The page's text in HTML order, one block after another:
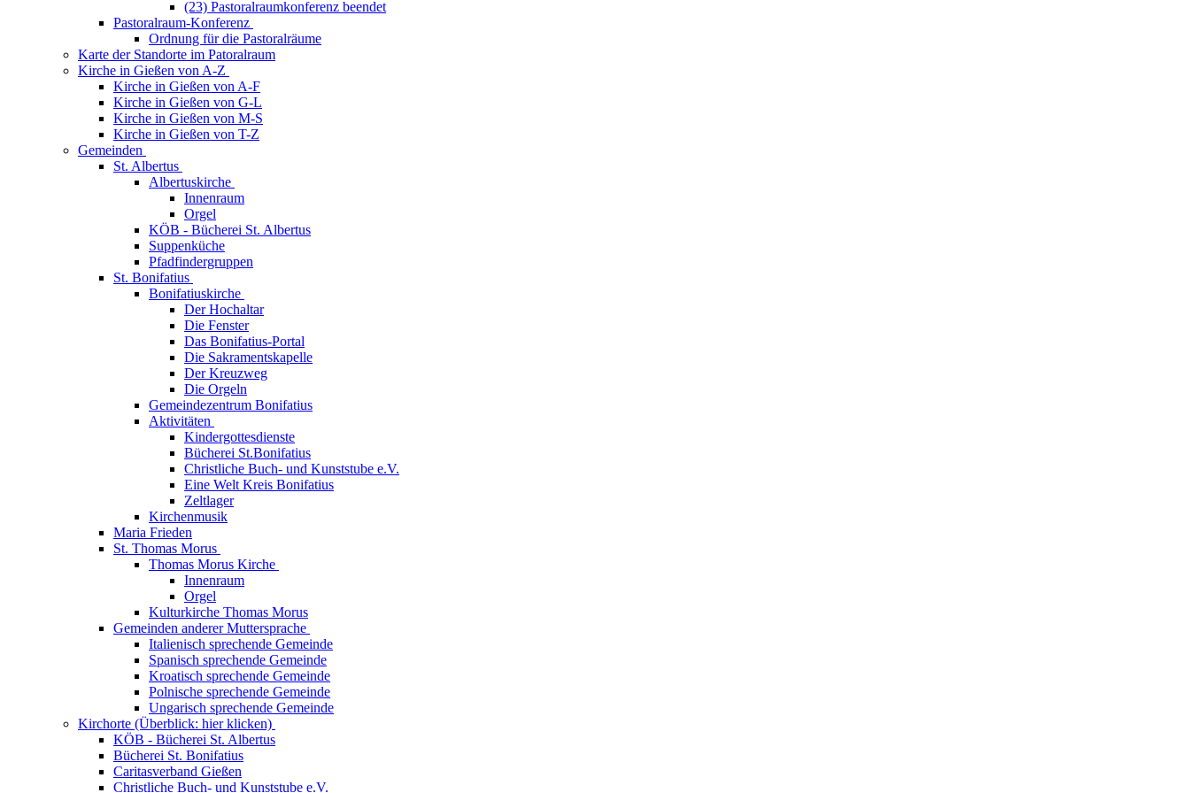
(23) Pastoralraumkonferenz beendet
Pastoralraum-Konferenz
Ordnung für die Pastoralräume
Karte der Standorte im Patoralraum
Kirche in Gießen von A-Z
Kirche in Gießen von A-F
Kirche in Gießen von G-L
Kirche in Gießen von M-S
Kirche in Gießen von T-Z
Gemeinden
St. Albertus
Albertuskirche
Innenraum
Orgel
KÖB - Bücherei St. Albertus
Suppenküche
Pfadfindergruppen
St. Bonifatius
Bonifatiuskirche
Der Hochaltar
Die Fenster
Das Bonifatius-Portal
Die Sakramentskapelle
Der Kreuzweg
Die Orgeln
Gemeindezentrum Bonifatius
Aktivitäten
Kindergottesdienste
Bücherei St.Bonifatius
Christliche Buch- und Kunststube e.V.
Eine Welt Kreis Bonifatius
Zeltlager
Kirchenmusik
Maria Frieden
St. Thomas Morus
Thomas Morus Kirche
Innenraum
Orgel
Kulturkirche Thomas Morus
Gemeinden anderer Muttersprache
Italienisch sprechende Gemeinde
Spanisch sprechende Gemeinde
Kroatisch sprechende Gemeinde
Polnische sprechende Gemeinde
Ungarisch sprechende Gemeinde
Kirchorte (Überblick: hier klicken)
KÖB - Bücherei St. Albertus
Bücherei St. Bonifatius
Caritasverband Gießen
Christliche Buch- und Kunststube e.V.